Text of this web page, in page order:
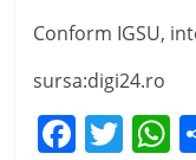
Conform IGSU,
sursa:digi24.ro
F T